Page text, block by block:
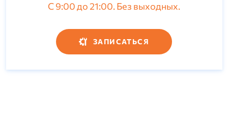
С 9:00 до 21:00. Без выходных.
ЗАПИСАТЬСЯ